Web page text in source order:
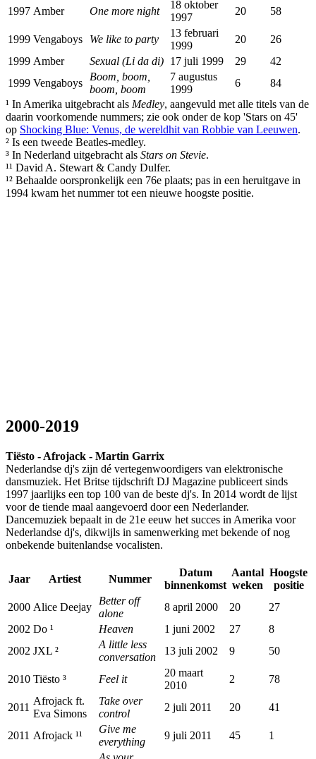
1997 Amber One more night
18 oktober
1997
20 58
1999 Vengaboys We like to party
13 februari
1999
20
26
1999 Amber Sexual (Li da di) 17 juli 1999 29
42
1999 Vengaboys
Boom, boom,
boom, boom
7 augustus
1999
6
84
¹ In Amerika uitgebracht als Medley, aangevuld met alle titels van de
daarin voorkomende nummers; zie ook onder de kop 'Stars on 45'
op Shocking Blue: Venus, de wereldhit van Robbie van Leeuwen.
² Is een tweede Beatles-medley.
³ In Nederland uitgebracht als Stars on Stevie.
¹¹ David A. Stewart & Candy Dulfer.
¹² Behaalde oorspronkelijk een 76e plaats; pas in een heruitgave in
1994 kwam het nummer tot een nieuwe hoogste positie.
2000-2019
Tiësto - Afrojack - Martin Garrix
Nederlandse dj's zijn dé vertegenwoordigers van elektronische
dansmuziek. Het Britse tijdschrift DJ Magazine publiceert sinds
1997 jaarlijks een top 100 van de beste dj's. In 2014 wordt de lijst
voor de tiende maal aangevoerd door een Nederlander.
Dancemuziek bepaalt in de 21e eeuw het succes in Amerika voor
Nederlandse dj's, dikwijls in samenwerking met bekende of nog
onbekende buitenlandse vocalisten.
Jaar Artiest Nummer
Datum
binnenkomst
Aantal
weken
Hoogste
positie
2000 Alice Deejay
Better off
alone
8 april 2000 20
27
2002 Do ¹ Heaven 1 juni 2002 27
8
2002 JXL ²
A little less
conversation
13 juli 2002 9 50
2010 Tiësto ³ Feel it
20 maart
2010
2 78
2011
Afrojack ft.
Eva Simons
Take over
control
2 juli 2011 20 41
2011 Afrojack ¹¹
Give me
everything
9 juli 2011 45 1